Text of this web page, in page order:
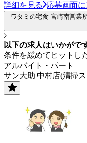
詳細を見る 応募画面に
ワタミの宅食 宮崎南営業
以下の求人はいかがで
条件を緩めてヒットし
アルバイト・パート
サン大助 中村店(清掃